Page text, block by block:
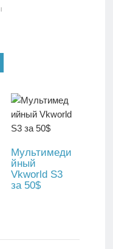
Мультимеди
йный
Vkworld S3
за 50$